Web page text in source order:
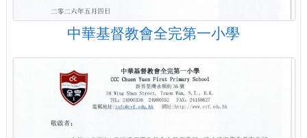
中華基督教會全完第一小學